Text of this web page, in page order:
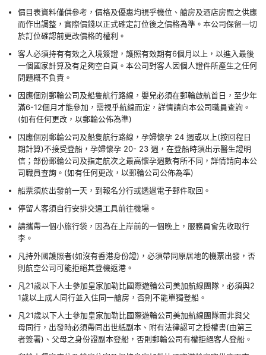
價目表資料僅供參考，價格及優惠均視乎機位、艙房及酒店房間之供應
而作出調整，實際價錢以正式確定訂位後之價格為準。本公司保留一切
於訂位確認前更改價格的權利。
客人必須持有有效之入境簽證，護照有效期有6個月以上，以進入最後
一個國家計算及有足夠空白頁。本公司對客人因個人證件所產生之任何
問題概不負責。
因應個別郵輪公司及船隻航行路線，嬰兒必須在郵輪啟航首日，至少年
滿6-12個月才能參加，需視乎航線而定，詳情請向本公司職員查詢。
(如有任何更改，以郵輪公佈為準)
因應個別郵輪公司及船隻航行路線，孕婦懷孕 24 週或以上(按回程日
期計算)不接受登船，孕婦懷孕 20- 23 週，在登船時須出示醫生證明
信；部份郵輪公司及指定航次之最高懷孕週數有所不同，詳情請向本公
司職員查詢。(如有任何更改，以郵輪公司公佈為準)
船票須於出發前一天，到報名分行或透過電子郵件取回。
停留人客須自行安排交通工具前往機場。
請攜帶一個小旅行袋，因為在上岸前的一個晚上，服務員會先收取行
李。
凡持外國護照者(如沒有香港身份證)，必須帶同原居地的機票出發，否
則航空公司可能拒絕其登機返港。
凡21歲以下人士參加皇家加勒比國際遊輪公司美加航線團隊，必須與2
1歲以上成人同行並入住同一艙房，否則不能單獨登船。
凡21歲以下人士參加皇家加勒比國際遊輪公司美加航線團隊而非與父
母同行，出發時必須帶同出世紙副本、附有法律認可之授權書(由第三
者簽署)、父母之身份證副本登船，否則郵輪公司有權拒絕客人登船。